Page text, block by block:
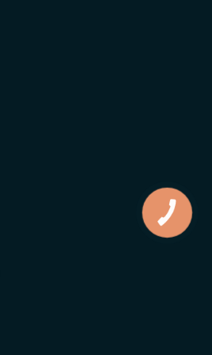
КНОПКА
ЗВ'ЯЗКУ